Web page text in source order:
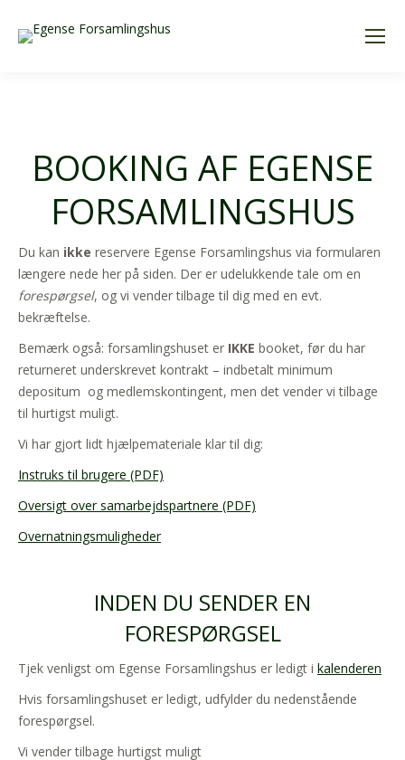
BOOKING AF EGENSE
FORSAMLINGSHUS
Du kan ikke reservere Egense Forsamlingshus via formularen
længere nede her på siden. Der er udelukkende tale om en
forespørgsel, og vi vender tilbage til dig med en evt.
bekræftelse.
Bemærk også: forsamlingshuset er IKKE booket, før du har
returneret underskrevet kontrakt – indbetalt minimum
depositum og medlemskontingent, men det vender vi tilbage
til hurtigst muligt.
Vi har gjort lidt hjælpemateriale klar til dig:
Instruks til brugere (PDF)
Oversigt over samarbejdspartnere (PDF)
Overnatningsmuligheder
INDEN DU SENDER EN
FORESPØRGSEL
Tjek venligst om Egense Forsamlingshus er ledigt i kalenderen
Hvis forsamlingshuset er ledigt, udfylder du nedenstående
forespørgsel.
Vi vender tilbage hurtigst muligt